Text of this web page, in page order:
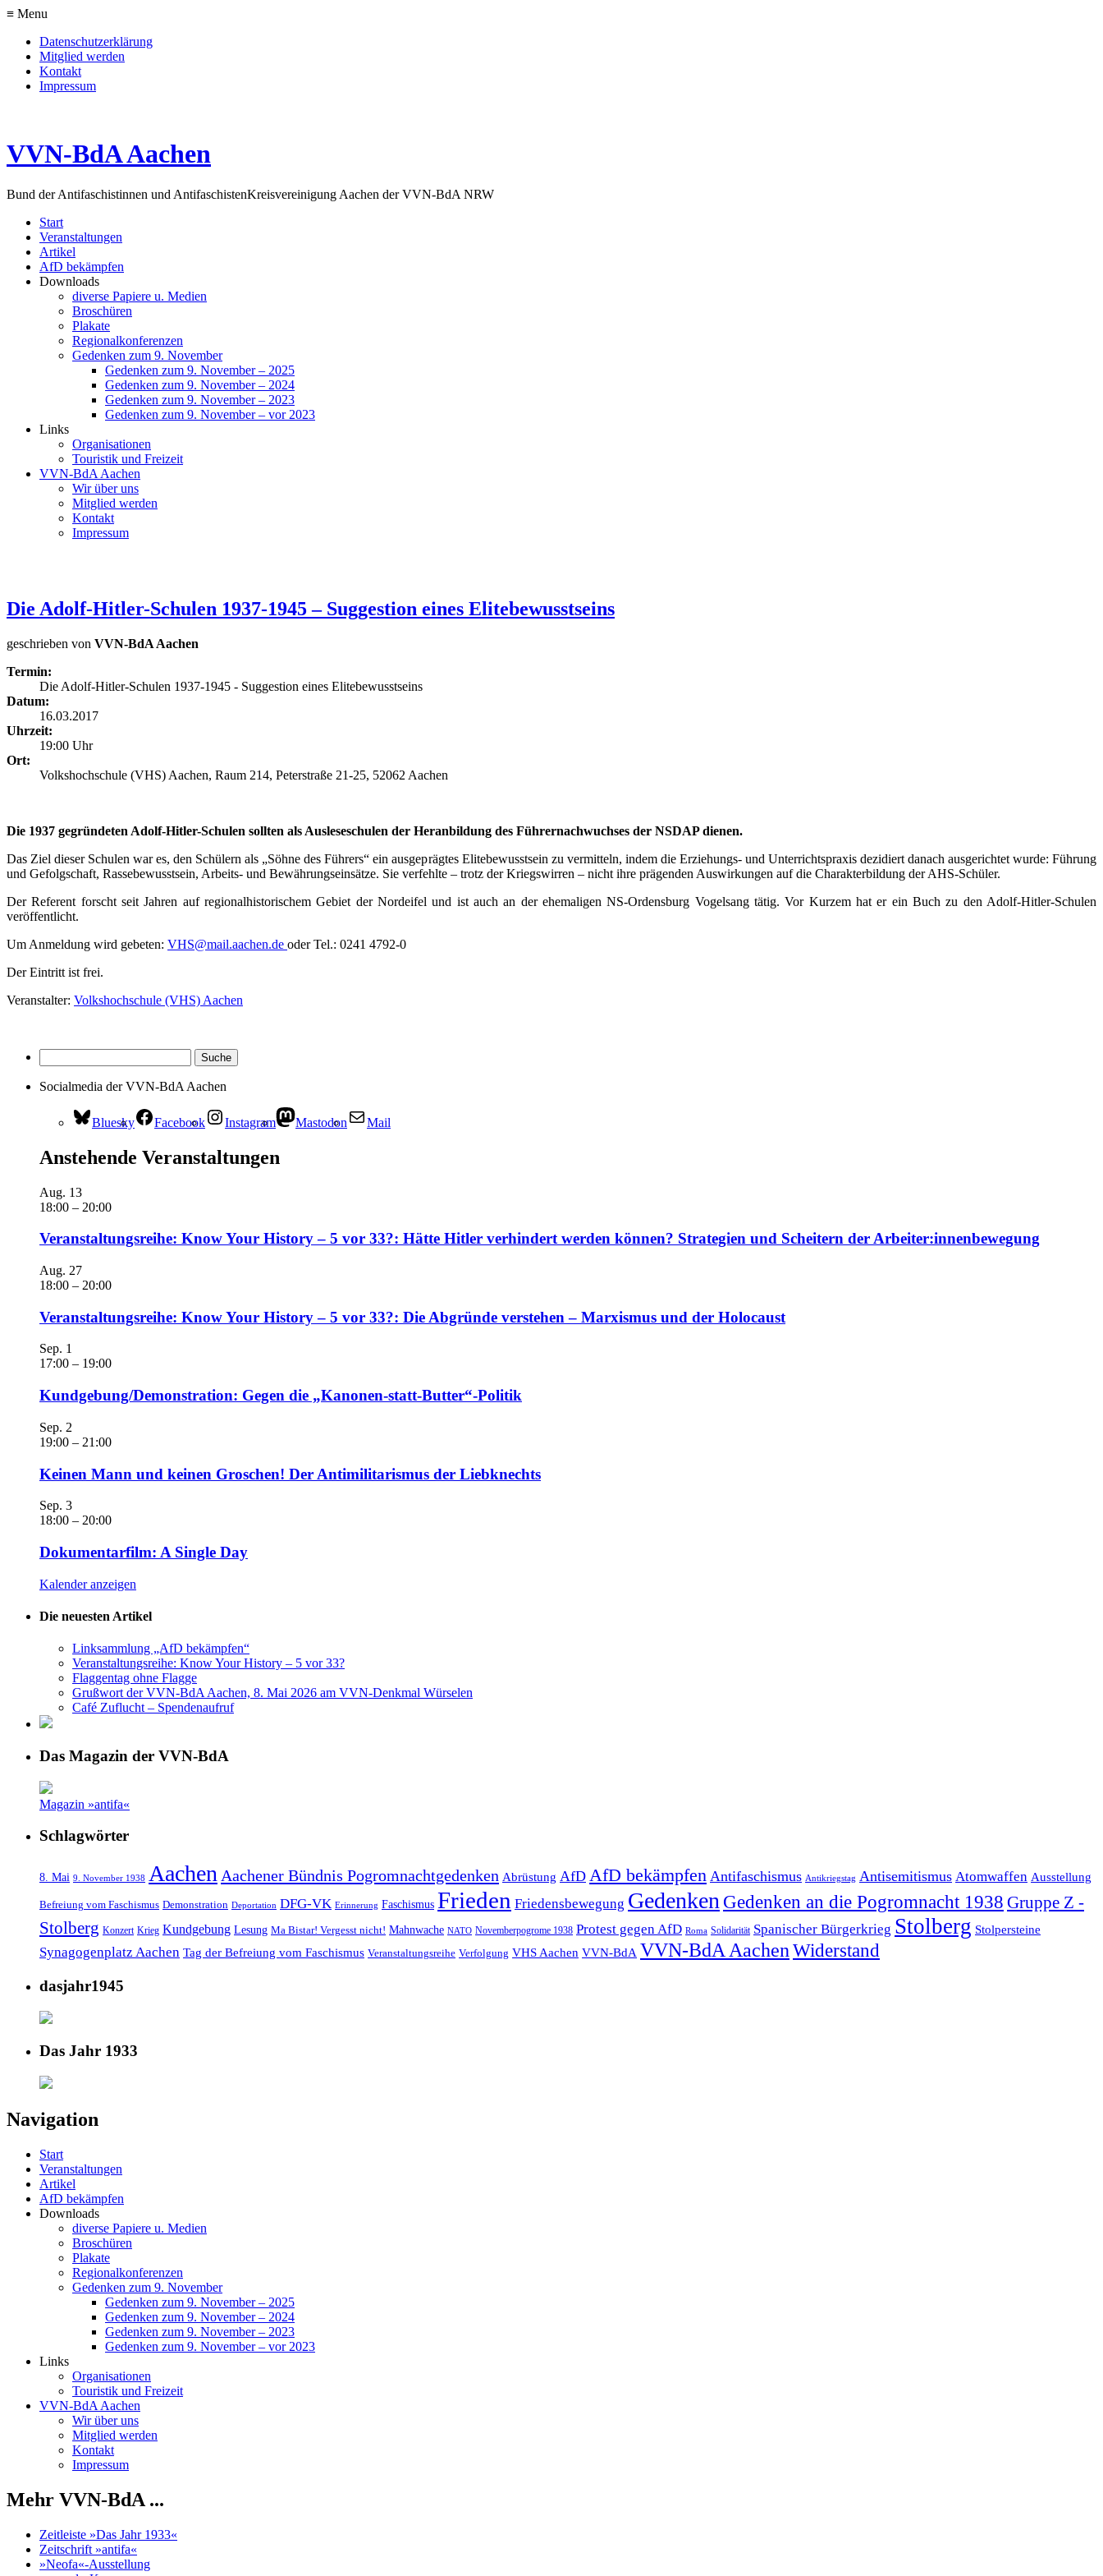
≡ Menu
Datenschutzerklärung
Mitglied werden
Kontakt
Impressum
VVN-BdA Aachen
Bund der Antifaschistinnen und AntifaschistenKreisvereinigung Aachen der VVN-BdA NRW
Start
Veranstaltungen
Artikel
AfD bekämpfen
Downloads
diverse Papiere u. Medien
Broschüren
Plakate
Regionalkonferenzen
Gedenken zum 9. November
Gedenken zum 9. November – 2025
Gedenken zum 9. November – 2024
Gedenken zum 9. November – 2023
Gedenken zum 9. November – vor 2023
Links
Organisationen
Touristik und Freizeit
VVN-BdA Aachen
Wir über uns
Mitglied werden
Kontakt
Impressum
Die Adolf-Hitler-Schulen 1937-1945 – Suggestion eines Elitebewusstseins
geschrieben von VVN-BdA Aachen
Termin:
Die Adolf-Hitler-Schulen 1937-1945 - Suggestion eines Elitebewusstseins
Datum:
16.03.2017
Uhrzeit:
19:00 Uhr
Ort:
Volkshochschule (VHS) Aachen, Raum 214, Peterstraße 21-25, 52062 Aachen
Die 1937 gegründeten Adolf-Hitler-Schulen sollten als Ausleseschulen der Heranbildung des Führernachwuchses der NSDAP dienen.
Das Ziel dieser Schulen war es, den Schülern als „Söhne des Führers“ ein ausgeprägtes Elitebewusstsein zu vermitteln, indem die Erziehungs- und Unterrichtspraxis dezidiert danach ausgerichtet wurde: Führung
und Gefolgschaft, Rassebewusstsein, Arbeits- und Bewährungseinsätze. Sie verfehlte – trotz der Kriegswirren – nicht ihre prägenden Auswirkungen auf die Charakterbildung der AHS-Schüler.
Der Referent forscht seit Jahren auf regionalhistorischem Gebiet der Nordeifel und ist auch an der ehemaligen NS-Ordensburg Vogelsang tätig. Vor Kurzem hat er ein Buch zu den Adolf-Hitler-Schulen
veröffentlicht.
Um Anmeldung wird gebeten: VHS@mail.aachen.de oder Tel.: 0241 4792-0
Der Eintritt ist frei.
Veranstalter: Volkshochschule (VHS) Aachen
Socialmedia der VVN-BdA Aachen
Bluesky Facebook Instagram Mastodon Mail
Anstehende Veranstaltungen
Aug. 13
18:00 – 20:00
Veranstaltungsreihe: Know Your History – 5 vor 33?: Hätte Hitler verhindert werden können? Strategien und Scheitern der Arbeiter:innenbewegung
Aug. 27
18:00 – 20:00
Veranstaltungsreihe: Know Your History – 5 vor 33?: Die Abgründe verstehen – Marxismus und der Holocaust
Sep. 1
17:00 – 19:00
Kundgebung/Demonstration: Gegen die „Kanonen-statt-Butter“-Politik
Sep. 2
19:00 – 21:00
Keinen Mann und keinen Groschen! Der Antimilitarismus der Liebknechts
Sep. 3
18:00 – 20:00
Dokumentarfilm: A Single Day
Kalender anzeigen
Die neuesten Artikel
Linksammlung „AfD bekämpfen“
Veranstaltungsreihe: Know Your History – 5 vor 33?
Flaggentag ohne Flagge
Grußwort der VVN-BdA Aachen, 8. Mai 2026 am VVN-Denkmal Würselen
Café Zuflucht – Spendenaufruf
Das Magazin der VVN-BdA
Magazin »antifa«
Schlagwörter
8. Mai 9. November 1938 Aachen Aachener Bündnis Pogromnachtgedenken Abrüstung AfD AfD bekämpfen Antifaschismus Antikriegstag Antisemitismus Atomwaffen Ausstellung
Befreiung vom Faschismus Demonstration Deportation DFG-VK Erinnerung Faschismus Frieden Friedensbewegung Gedenken Gedenken an die Pogromnacht 1938 Gruppe Z -
Stolberg Konzert Krieg Kundgebung Lesung Ma Bistar! Vergesst nicht! Mahnwache NATO Novemberpogrome 1938 Protest gegen AfD Roma Solidarität Spanischer Bürgerkrieg Stolberg Stolpersteine
Synagogenplatz Aachen Tag der Befreiung vom Faschismus Veranstaltungsreihe Verfolgung VHS Aachen VVN-BdA VVN-BdA AachenWiderstand
dasjahr1945
Das Jahr 1933
Navigation
Start
Veranstaltungen
Artikel
AfD bekämpfen
Downloads
diverse Papiere u. Medien
Broschüren
Plakate
Regionalkonferenzen
Gedenken zum 9. November
Gedenken zum 9. November – 2025
Gedenken zum 9. November – 2024
Gedenken zum 9. November – 2023
Gedenken zum 9. November – vor 2023
Links
Organisationen
Touristik und Freizeit
VVN-BdA Aachen
Wir über uns
Mitglied werden
Kontakt
Impressum
Mehr VVN-BdA ...
Zeitleiste »Das Jahr 1933«
Zeitschrift »antifa«
»Neofa«-Ausstellung